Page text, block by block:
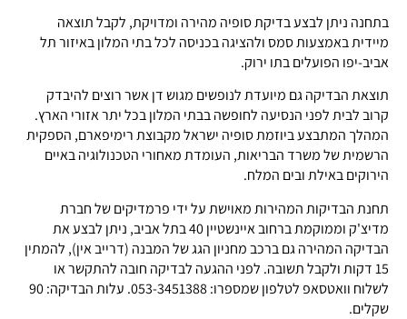
בתחנה ניתן לבצע בדיקת סופיה מהירה ומדויקת, לקבל תוצאה
מיידית באמצעות סמס ולהציגה בכניסה לכל בתי המלון באיזור תל
אביב-יפו הפועלים בתו ירוק.
תוצאת הבדיקה גם מיועדת לנופשים מגוש דן אשר רוצים להיבדק
קרוב לבית לפני הנסיעה לחופשה בבתי המלון בכל יתר אזורי הארץ.
המהלך המתבצע ביוזמת סופיה ישראל מקבוצת רימיפארם, הספקית
הרשמית של משרד הבריאות, העומדת מאחורי הטכנולוגיה באיים
הירוקים באילת ובים המלח.
תחנת הבדיקות המהירות מאוישת על ידי פרמדיקים של חברת
מדיצ'ק וממוקמת ברחוב איינשטיין 40 בתל אביב, ניתן לבצע את
הבדיקה המהירה גם ברכב מחניון הגג של המבנה (דרייב אין), להמתין
15 דקות ולקבל תשובה. לפני ההגעה לבדיקה חובה להתקשר או
לשלוח וואטסאפ לטלפון שמספרו: 053-3451388. עלות הבדיקה: 90
שקלים.